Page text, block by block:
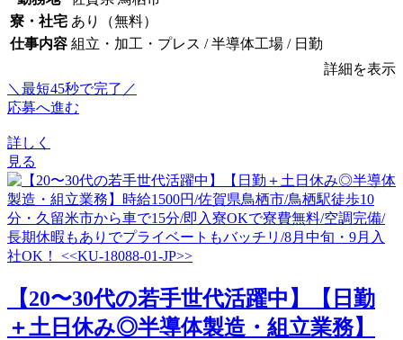
寮・社宅 あり（無料）
仕事内容 組立・加工・プレス / 半導体工場 / 日勤
詳細を表示
＼最短45秒で完了／
応募へ進む
詳しく
見る
【20〜30代の若手世代活躍中】【日勤
＋土日休み◎半導体製造・組立業務】